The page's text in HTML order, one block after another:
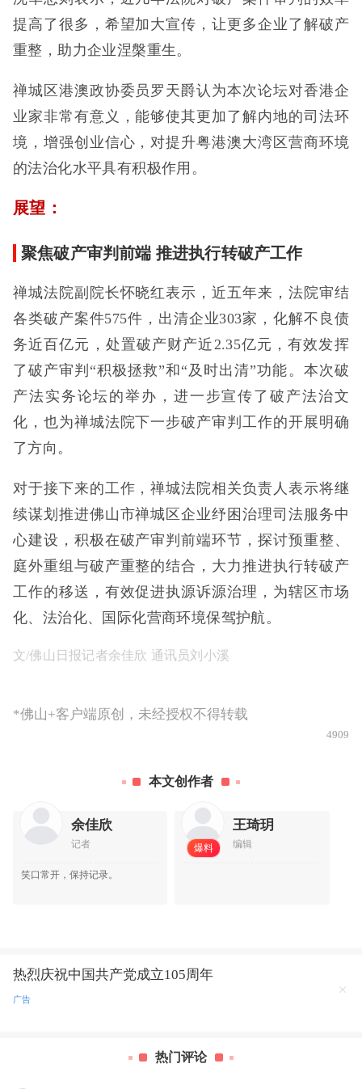
提高了很多，希望加大宣传，让更多企业了解破产
重整，助力企业涅槃重生。
禅城区港澳政协委员罗天爵认为本次论坛对香港企
业家非常有意义，能够使其更加了解内地的司法环
境，增强创业信心，对提升粤港澳大湾区营商环境
的法治化水平具有积极作用。
展望：
聚焦破产审判前端 推进执行转破产工作
禅城法院副院长怀晓红表示，近五年来，法院审结
各类破产案件575件，出清企业303家，化解不良债
务近百亿元，处置破产财产近2.35亿元，有效发挥
了破产审判“积极拯救”和“及时出清”功能。本次破
产法实务论坛的举办，进一步宣传了破产法治文
化，也为禅城法院下一步破产审判工作的开展明确
了方向。
对于接下来的工作，禅城法院相关负责人表示将继
续谋划推进佛山市禅城区企业纾困治理司法服务中
心建设，积极在破产审判前端环节，探讨预重整、
庭外重组与破产重整的结合，大力推进执行转破产
工作的移送，有效促进执源诉源治理，为辖区市场
化、法治化、国际化营商环境保驾护航。
文/佛山日报记者余佳欣 通讯员刘小溪
*佛山+客户端原创，未经授权不得转载
4909
本文创作者
余佳欣
记者
笑口常开，保持记录。
爆料
王琦玥
编辑
热烈庆祝中国共产党成立105周年
广告
热门评论